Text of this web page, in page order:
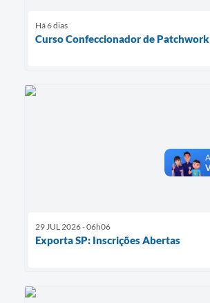
Há 6 dias
Curso Confeccionador de Patchwork
29 JUL 2026 - 06h06
Exporta SP: Inscrições Abertas